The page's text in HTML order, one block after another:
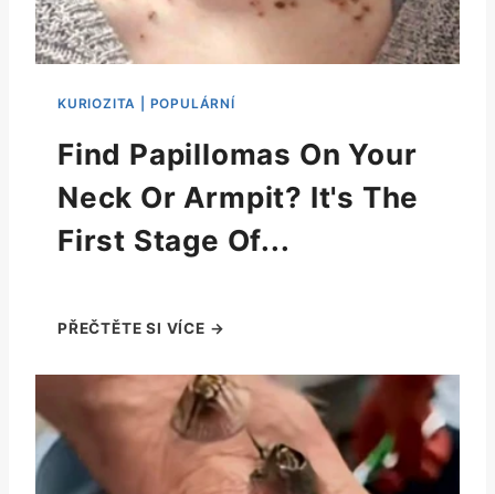
Find Papillomas On Your
Neck Or Armpit? It's The
First Stage Of...